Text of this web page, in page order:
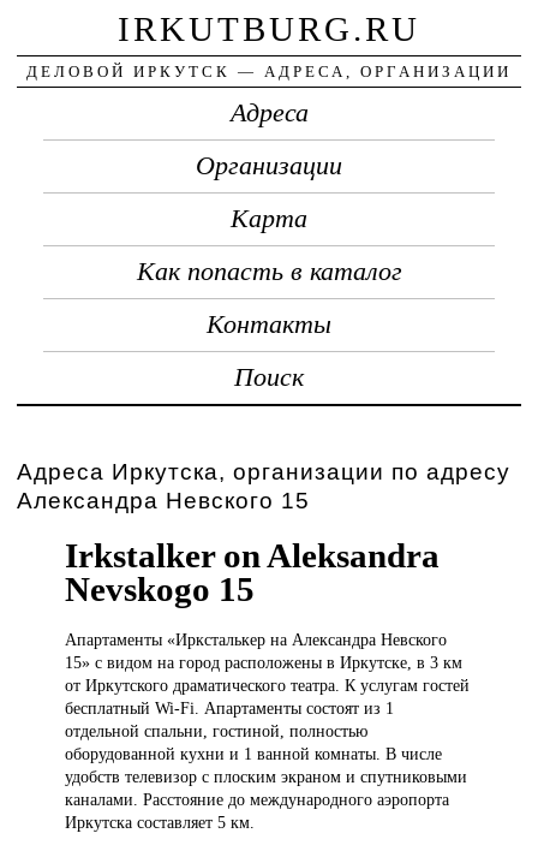
IRKUTBURG.RU
ДЕЛОВОЙ ИРКУТСК — АДРЕСА, ОРГАНИЗАЦИИ
Адреса
Организации
Карта
Как попасть в каталог
Контакты
Поиск
Адреса Иркутска, организации по адресу
Александра Невского 15
Irkstalker on Aleksandra
Nevskogo 15
Апартаменты «Ирксталькерна Александра Невского
15» с видом на город расположены в Иркутске, в 3 км
от Иркутского драматического театра. К услугам гостей
бесплатный Wi-Fi. Апартаменты состоят из 1
отдельной спальни, гостиной, полностью
оборудованной кухни и 1 ванной комнаты. В числе
удобств телевизор с плоским экраном и спутниковыми
каналами. Расстояние до международного аэропорта
Иркутска составляет 5 км.